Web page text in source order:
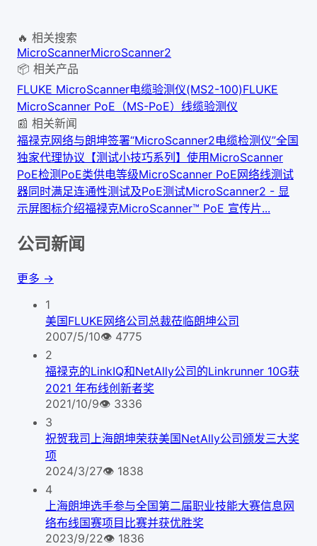
🔥 相关搜索
MicroScannerMicroScanner2
📦 相关产品
FLUKE MicroScanner电缆验测仪(MS2-100)FLUKE
MicroScanner PoE（MS-PoE）线缆验测仪
📰 相关新闻
福禄克网络与朗坤签署“MicroScanner2电缆检测仪”全国
独家代理协议 【测试小技巧系列】使用MicroScanner
PoE检测PoE类供电等级MicroScanner PoE网络线测试
器同时满足连通性测试及PoE测试MicroScanner2 - 显
示屏图标介绍福禄克MicroScanner™ PoE 宣传片...
公司新闻
更多 →
1
美国FLUKE网络公司总裁莅临朗坤公司
2007/5/10👁 4775
2
福禄克的LinkIQ和NetAlly公司的Linkrunner 10G获
2021 年布线创新者奖
2021/10/9👁 3336
3
祝贺我司上海朗坤荣获美国NetAlly公司颁发三大奖
项
2024/3/27👁 1838
4
上海朗坤选手参与全国第二届职业技能大赛信息网
络布线国赛项目比赛并获优胜奖
2023/9/22👁 1836